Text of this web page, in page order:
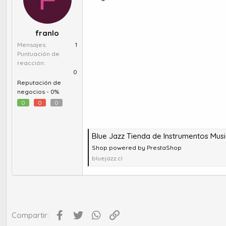
franlo
Mensajes
1
Puntuación de
reacción
0
Reputación de
negocios - 0%
0
0 0
Blue Jazz Tienda de Instrumentos
Shop powered by PrestaShop
bluejazz.cl
Compartir: Facebook
Twitter WhatsApp